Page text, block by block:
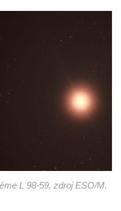
L 98-59, zdroj ESO/M.